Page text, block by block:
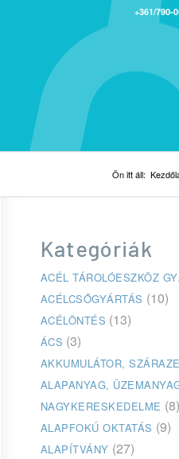
+361/790-
Ön itt áll:
Kategóriák
ACÉL TÁROLÓESZKÖZ
ACÉLCSŐGYÁRTÁS (10)
ACÉLÖNTÉS (13)
ÁCS (3)
AKKUMULÁTOR,
ALAPANYAG,
NAGYKERESKEDELME (8)
ALAPFOKÚ OKTATÁS (9)
ALAPÍTVÁNY (27)